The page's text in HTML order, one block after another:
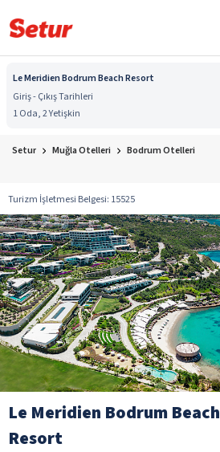
Le Meridien Bodrum Beach Resort
Giriş - Çıkış Tarihleri
1 Oda, 2 Yetişkin
Setur Muğla Otelleri Bodrum Otelleri
Turizm İşletmesi Belgesi: 15525
Le Meridien Bodrum Beach
Resort